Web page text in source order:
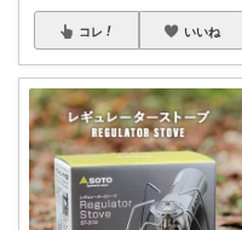
コレ いいね